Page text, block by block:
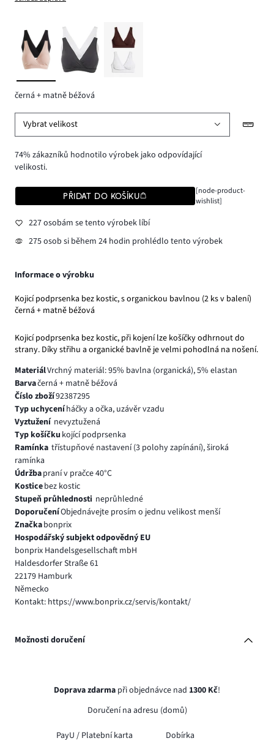
černá + matně béžová
Vybrat velikost
74% zákazníků hodnotilo výrobek jako odpovídající
velikosti.
PŘIDAT DO KOŠÍKU
[node-product-
wishlist]
227 osobám se tento výrobek líbí
275 osob si během 24 hodin prohlédlo tento výrobek
Informace o výrobku
Kojicí podprsenka bez kostic, s organickou bavlnou (2 ks v balení)
černá + matně béžová
Kojicí podprsenka bez kostic, při kojení lze košíčky odhrnout do
strany. Díky střihu a organické bavlně je velmi pohodlná na nošení.
MateriálVrchný materiál: 95% bavlna (organická), 5% elastan
Barvačerná + matně béžová
Číslo zboží92387295
Typ uchyceníháčky a očka, uzávěr vzadu
Vyztužení nevyztužená
Typ košíčku kojící podprsenka
Ramínka třístupňové nastavení (3 polohy zapínání), široká
ramínka
Údržbapraní v pračce 40°C
Kosticebez kostic
Stupeň průhlednosti neprůhledné
DoporučeníObjednávejte prosím o jednu velikost menší
Značkabonprix
Hospodářský subjekt odpovědný EU
bonprix Handelsgesellschaft mbH
Haldesdorfer Straße 61
22179 Hamburk
Německo
Kontakt: https://www.bonprix.cz/servis/kontakt/
Možnosti doručení
Doprava zdarma při objednávce nad 1300 Kč!
Doručení na adresu (domů)
PayU / Platební karta Dobírka